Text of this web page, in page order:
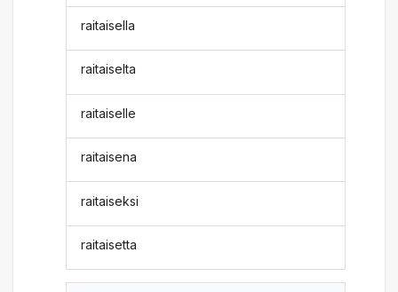
raitaisella
raitaiselta
raitaiselle
raitaisena
raitaiseksi
raitaisetta